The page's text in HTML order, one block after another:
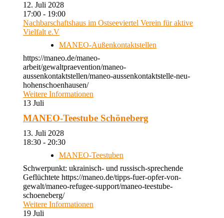
12. Juli 2028
17:00 - 19:00
Nachbarschaftshaus im Ostseeviertel Verein für aktive
Vielfalt e.V
MANEO-Außenkontaktstellen
https://maneo.de/maneo-
arbeit/gewaltpraevention/maneo-
aussenkontaktstellen/maneo-aussenkontaktstelle-neu-
hohenschoenhausen/
Weitere Informationen
13 Juli
MANEO-Teestube Schöneberg
13. Juli 2028
18:30 - 20:30
MANEO-Teestuben
Schwerpunkt: ukrainisch- und russisch-sprechende
Geflüchtete https://maneo.de/tipps-fuer-opfer-von-
gewalt/maneo-refugee-support/maneo-teestube-
schoeneberg/
Weitere Informationen
19 Juli